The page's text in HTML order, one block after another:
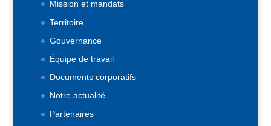
Mission et mandats
Territoire
Gouvernance
Équipe de travail
Documents corporatifs
Notre actualité
Partenaires